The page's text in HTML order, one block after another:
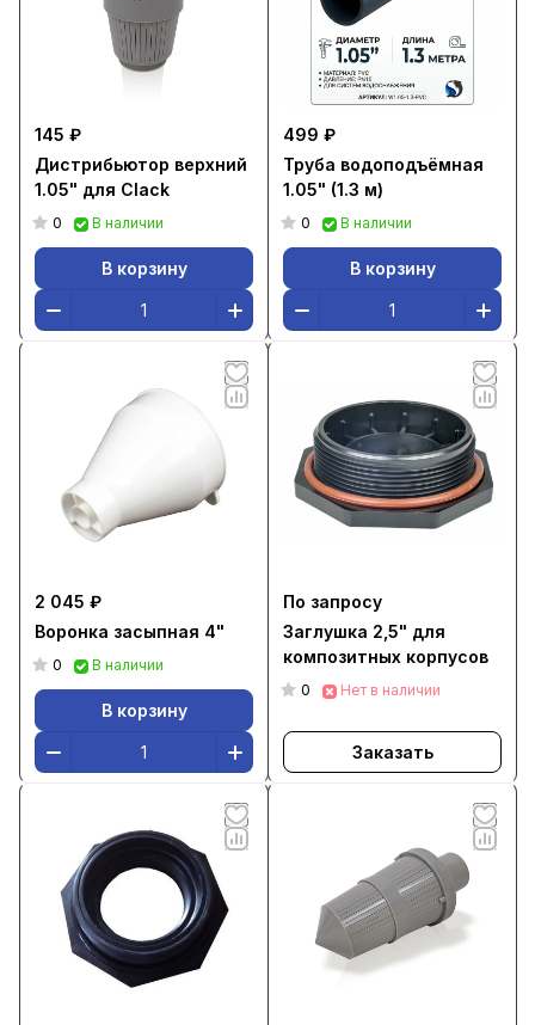
145 ₽
Дистрибьютор верхний
1.05" для Clack
0 В наличии
В корзину
499 ₽
Труба водоподъёмная
1.05" (1.3 м)
0 В наличии
В корзину
2 045 ₽
Воронка засыпная 4"
0 В наличии
В корзину
По запросу
Заглушка 2,5" для
композитных корпусов
0 Нет в наличии
Заказать